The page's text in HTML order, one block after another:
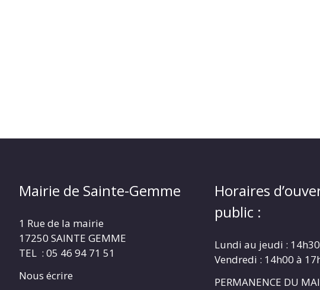
Mairie de Sainte-Gemme
1 Rue de la mairie
17250 SAINTE GEMME
TEL : 05 46 94 71 51
Nous écrire
Horaires
public :
Lundi au jeudi :
Vendredi : 14h00 à
PERMANENCE DU